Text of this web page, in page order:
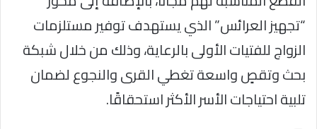
“تجهيز العرائس” الذي يستهدف توفير مستلزمات
الزواج للفتيات الأولى بالرعاية، وذلك من خلال شبكة
بحث وتقصٍ واسعة تغطي القرى والنجوع لضمان
تلبية احتياجات الأسر الأكثر استحقاقًا.